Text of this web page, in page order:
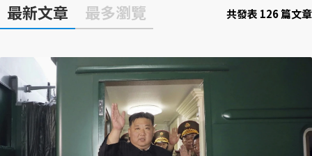
最新文章 最多瀏覽 共發表 126 篇文章